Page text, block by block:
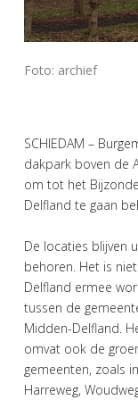
Foto: archief
SCHIEDAM –
dakpark boven de
om tot het
Delfland te gaan
De locaties blijven
behoren. Het is
Delfland ermee
tussen de
Midden-Delfland.
omvat ook de
gemeenten, zoals
Harreweg,